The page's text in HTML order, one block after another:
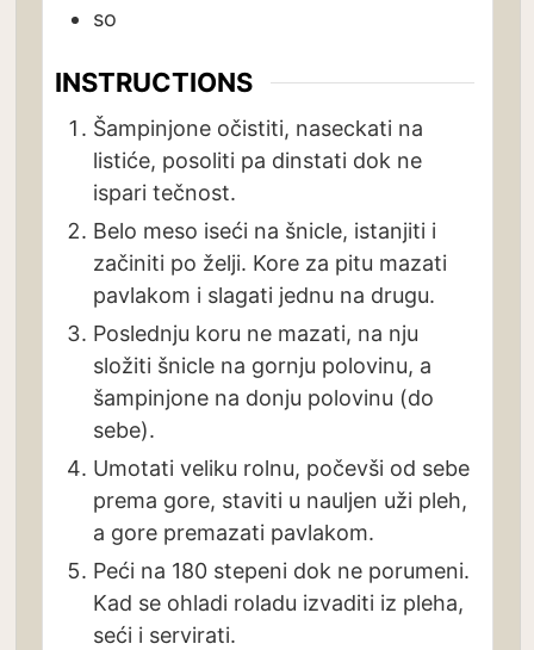
so
INSTRUCTIONS
Šampinjone očistiti, naseckati na
listiće, posoliti pa dinstati dok ne
ispari tečnost.
Belo meso iseći na šnicle, istanjiti i
začiniti po želji. Kore za pitu mazati
pavlakom i slagati jednu na drugu.
Poslednju koru ne mazati, na nju
složiti šnicle na gornju polovinu, a
šampinjone na donju polovinu (do
sebe).
Umotati veliku rolnu, počevši od sebe
prema gore, staviti u nauljen uži pleh,
a gore premazati pavlakom.
Peći na 180 stepeni dok ne porumeni.
Kad se ohladi roladu izvaditi iz pleha,
seći i servirati.